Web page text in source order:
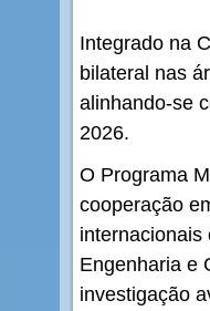
Integrado na
bilateral nas
alinhando-se
2026.
O Programa
cooperação
internacionais
Engenharia e
investigação